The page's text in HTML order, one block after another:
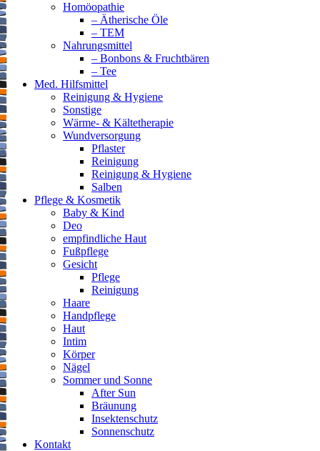
Homöopathie
– Ätherische Öle
– TEM
Nahrungsmittel
– Bonbons & Fruchtbären
– Tee
Med. Hilfsmittel
Reinigung & Hygiene
Sonstige
Wärme- & Kältetherapie
Wundversorgung
Pflaster
Reinigung
Reinigung & Hygiene
Salben
Pflege & Kosmetik
Baby & Kind
Deo
empfindliche Haut
Fußpflege
Gesicht
Pflege
Reinigung
Haare
Handpflege
Haut
Intim
Körper
Nägel
Sommer und Sonne
After Sun
Bräunung
Insektenschutz
Sonnenschutz
Kontakt